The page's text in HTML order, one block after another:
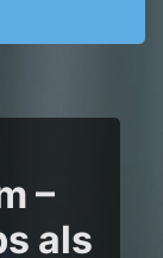
–
als